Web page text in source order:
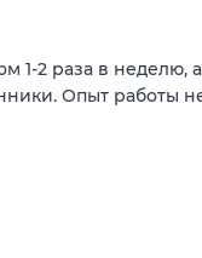
1-2 раза в неделю,
Опыт работы